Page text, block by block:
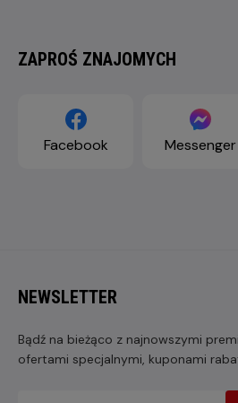
ZAPROŚ ZNAJOMYCH
Facebook Messenger
NEWSLETTER
Bądź na bieżąco z najnowszymi
ofertami specjalnymi, kuponami